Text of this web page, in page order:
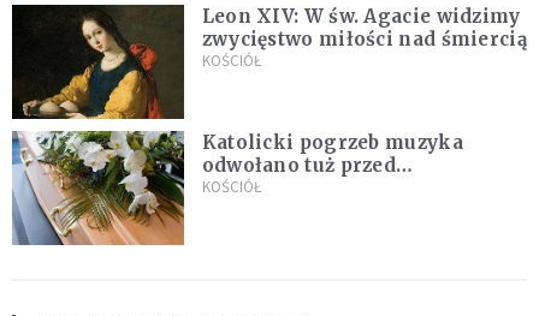
Leon XIV: W św. Agacie widzimy
zwycięstwo miłości nad śmiercią
KOŚCIÓŁ
Katolicki pogrzeb muzyka
odwołano tuż przed
uroczystością. Powodem była
KOŚCIÓŁ